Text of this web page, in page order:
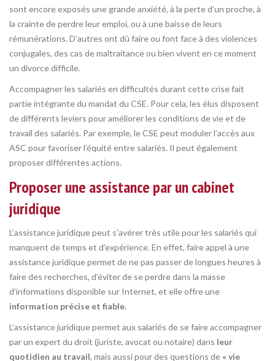
sont encore exposés une grande anxiété, à la perte d’un proche, à
la crainte de perdre leur emploi, ou à une baisse de leurs
rémunérations. D’autres ont dû faire ou font face à des violences
conjugales, des cas de maltraitance ou bien vivent en ce moment
un divorce difficile.
Accompagner les salariés en difficultés durant cette crise fait
partie intégrante du mandat du CSE. Pour cela, les élus disposent
de différents leviers pour améliorer les conditions de vie et de
travail des salariés. Par exemple, le CSE peut moduler l’accès aux
ASC pour favoriser l’équité entre salariés. Il peut également
proposer différentes actions.
Proposer une assistance par un cabinet
juridique
L’assistance juridique peut s’avérer très utile pour les salariés qui
manquent de temps et d’expérience. En effet, faire appel à une
assistance juridique permet de ne pas passer de longues heures à
faire des recherches, d’éviter de se perdre dans la masse
d’informations disponible sur Internet, et elle offre une
information précise et fiable.
L’assistance juridique permet aux salariés de se faire accompagner
par un expert du droit (juriste, avocat ou notaire) dans leur
quotidien au travail, mais aussi pour des questions de « vie